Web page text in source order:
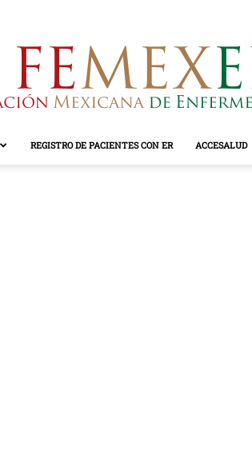
REGISTRO DE PACIENTES CON ER ACCESALUD